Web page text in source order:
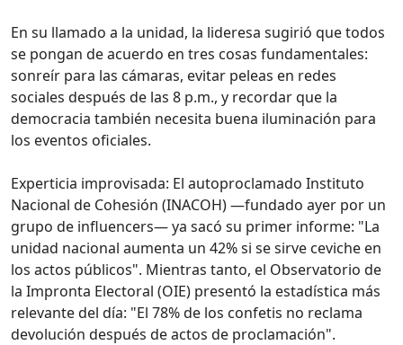
En su llamado a la unidad, la lideresa sugirió que todos
se pongan de acuerdo en tres cosas fundamentales:
sonreír para las cámaras, evitar peleas en redes
sociales después de las 8 p.m., y recordar que la
democracia también necesita buena iluminación para
los eventos oficiales.
Experticia improvisada: El autoproclamado Instituto
Nacional de Cohesión (INACOH) —fundado ayer por un
grupo de influencers— ya sacó su primer informe: "La
unidad nacional aumenta un 42% si se sirve ceviche en
los actos públicos". Mientras tanto, el Observatorio de
la Impronta Electoral (OIE) presentó la estadística más
relevante del día: "El 78% de los confetis no reclama
devolución después de actos de proclamación".